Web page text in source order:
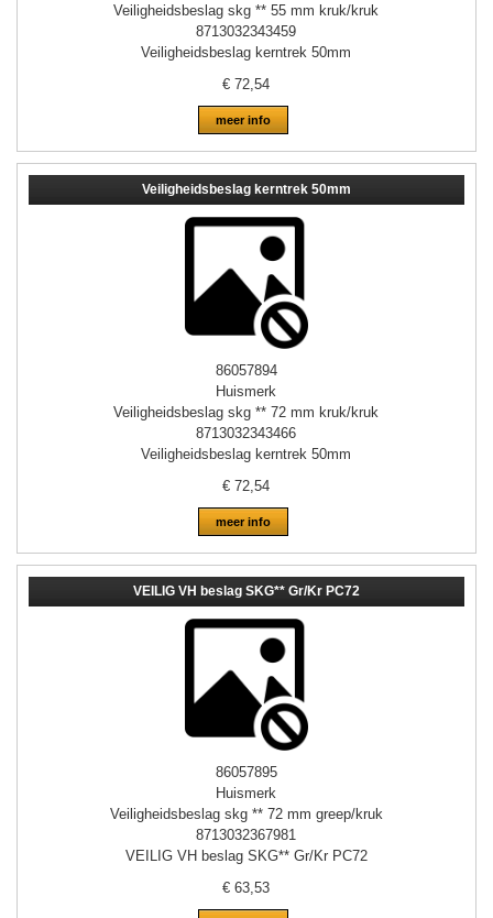
Veiligheidsbeslag skg ** 55 mm kruk/kruk
8713032343459
Veiligheidsbeslag kerntrek 50mm
€72,54
meer info
Veiligheidsbeslag kerntrek 50mm
86057894
Huismerk
Veiligheidsbeslag skg ** 72 mm kruk/kruk
8713032343466
Veiligheidsbeslag kerntrek 50mm
€72,54
meer info
VEILIG VH beslag SKG** Gr/Kr PC72
86057895
Huismerk
Veiligheidsbeslag skg ** 72 mm greep/kruk
8713032367981
VEILIG VH beslag SKG** Gr/Kr PC72
€63,53